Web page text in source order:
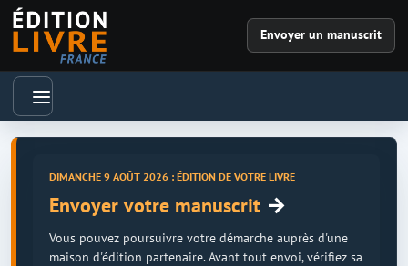
Envoyer un manuscrit
DIMANCHE 9 AOÛT 2026 : ÉDITION DE VOTRE LIVRE
Envoyer votre manuscrit →
Vous pouvez poursuivre votre démarche auprès d'une
maison d'édition partenaire. Avant tout envoi, vérifiez sa